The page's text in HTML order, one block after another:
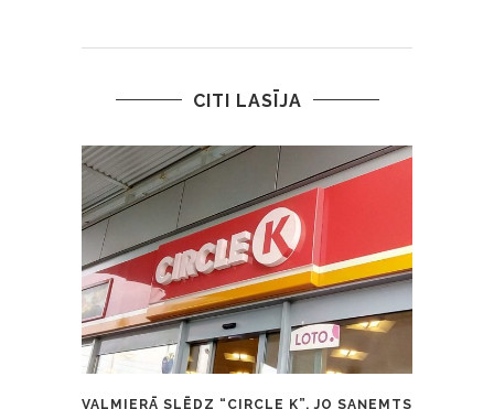
CITI LASĪJA
VALMIERĀ SLĒDZ “CIRCLE K”, JO SAŅEMTS